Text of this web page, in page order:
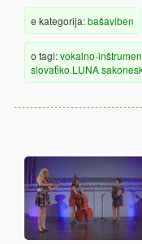
e kategorija:bašaviben
o tagi:vokalno-
slovaťiko LUNA